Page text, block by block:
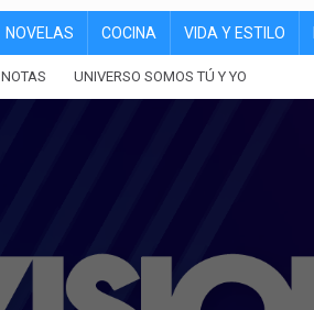
NOVELAS COCINA VIDA Y ESTILO
NOTAS UNIVERSO SOMOS TÚ Y YO